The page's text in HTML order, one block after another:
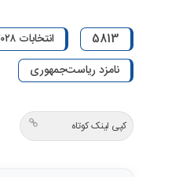
5813 انتخابات ۲۰۲۸
نامزد ریاست‌جمهوری
کپی لینک کوتاه